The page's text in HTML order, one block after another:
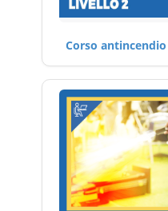
Corso